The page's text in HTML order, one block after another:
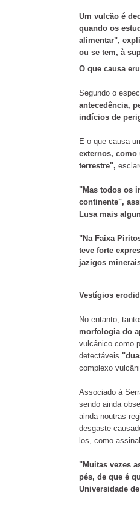
Um vulcão é
quando os
alimentar",
ou se tem, à
O que causa
Segundo o
antecedência,
indícios de
E o que causa
externos, como
terrestre",
"Mas todos os
continente",
Lusa mais
"Na Faixa
teve forte
jazigos
Vestígios
No entanto,
morfologia do
vulcânico como
detectáveis
complexo
Associado à
sendo ainda
ainda noutras
desgaste
los, como
"Muitas vezes
pés, de que é
Universidade